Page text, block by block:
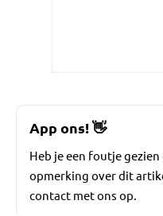
App ons!👋
Heb je een foutje gezien
opmerking over dit
contact met ons op.